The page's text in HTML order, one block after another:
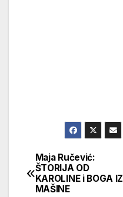
Кретање
чланка
Maja Ručević:
ŠTORIJA OD
KAROLINE i BOGA IZ
MAŠINE